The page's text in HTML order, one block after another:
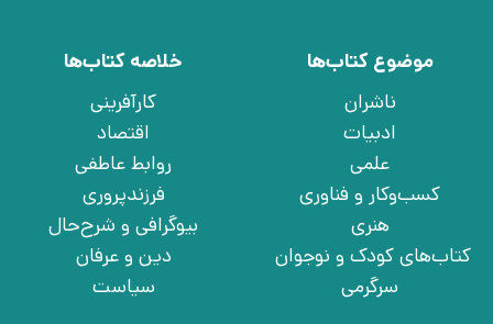
موضوع کتاب‌ها
ناشران
ادبیات
علمی
کسب‌وکار و فناوری
هنری
کتاب‌های کودک و نوجوان
سرگرمی
خلاصه کتاب‌ها
کارآفرینی
اقتصاد
روابط عاطفی
فرزندپروری
بیوگرافی و شرح‌حال
دین و عرفان
سیاست